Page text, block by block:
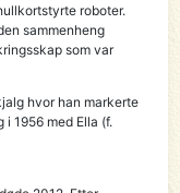
roboter.
sammenheng
som var
hvor han markerte
1956 med Ella (f.